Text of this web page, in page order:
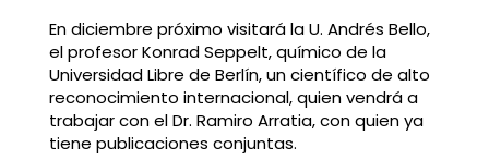
En diciembre próximo visitará la U. Andrés Bello,
el profesor Konrad Seppelt, químico de la
Universidad Libre de Berlín, un científico de alto
reconocimiento internacional, quien vendrá a
trabajar con el Dr. Ramiro Arratia, con quien ya
tiene publicaciones conjuntas.